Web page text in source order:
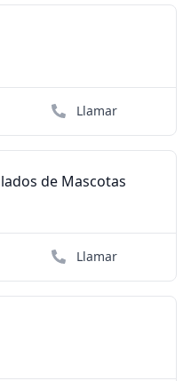
Llamar
de Mascotas
Llamar